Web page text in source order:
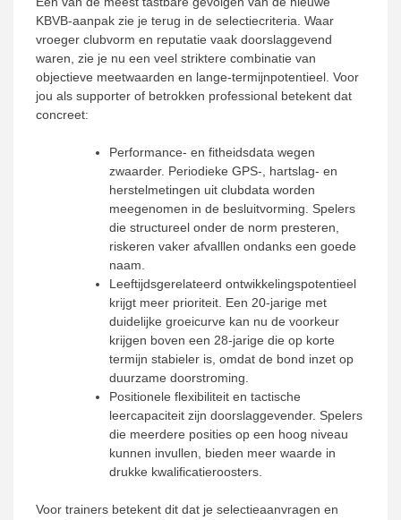
KBVB-aanpak zie je terug in de selectiecriteria. Waar
vroeger clubvorm en reputatie vaak doorslaggevend
waren, zie je nu een veel striktere combinatie van
objectieve meetwaarden en lange-termijnpotentieel. Voor
jou als supporter of betrokken professional betekent dat
concreet:
Performance- en fitheidsdata wegen
zwaarder. Periodieke GPS-, hartslag- en
herstelmetingen uit clubdata worden
meegenomen in de besluitvorming. Spelers
die structureel onder de norm presteren,
riskeren vaker afvalllen ondanks een goede
naam.
Leeftijdsgerelateerd ontwikkelingspotentieel
krijgt meer prioriteit. Een 20-jarige met
duidelijke groeicurve kan nu de voorkeur
krijgen boven een 28-jarige die op korte
termijn stabieler is, omdat de bond inzet op
duurzame doorstroming.
Positionele flexibiliteit en tactische
leercapaciteit zijn doorslaggevender. Spelers
die meerdere posities op een hoog niveau
kunnen invullen, bieden meer waarde in
drukke kwalificatieroosters.
Voor trainers betekent dit dat je selectieaanvragen en